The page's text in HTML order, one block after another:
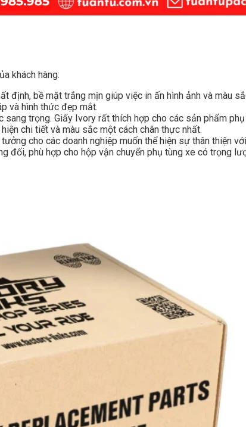
khách hàng:
bề mặt trắng mịn giúp việc in ấn hình ảnh và màu
và hình thức đẹp mắt.
trọng. Giấy Ivory rất thích hợp cho các sản phẩm
chi tiết và màu sắc một cách chân thực nhất.
cho các doanh nghiệp muốn thể hiện sự thân thiện
đối, phù hợp cho hộp vận chuyển phụ tùng xe có trọng